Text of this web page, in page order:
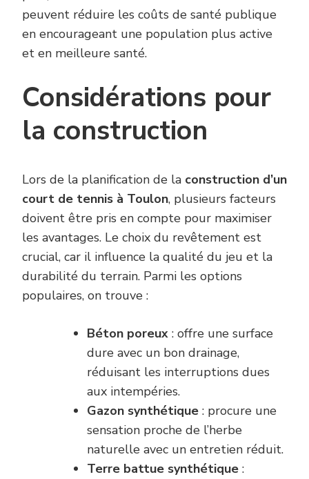
peuvent réduire les coûts de santé publique
en encourageant une population plus active
et en meilleure santé.
Considérations pour
la construction
Lors de la planification de la construction d’un
court de tennis à Toulon, plusieurs facteurs
doivent être pris en compte pour maximiser
les avantages. Le choix du revêtement est
crucial, car il influence la qualité du jeu et la
durabilité du terrain. Parmi les options
populaires, on trouve :
Béton poreux : offre une surface
dure avec un bon drainage,
réduisant les interruptions dues
aux intempéries.
Gazon synthétique : procure une
sensation proche de l’herbe
naturelle avec un entretien réduit.
Terre battue synthétique :